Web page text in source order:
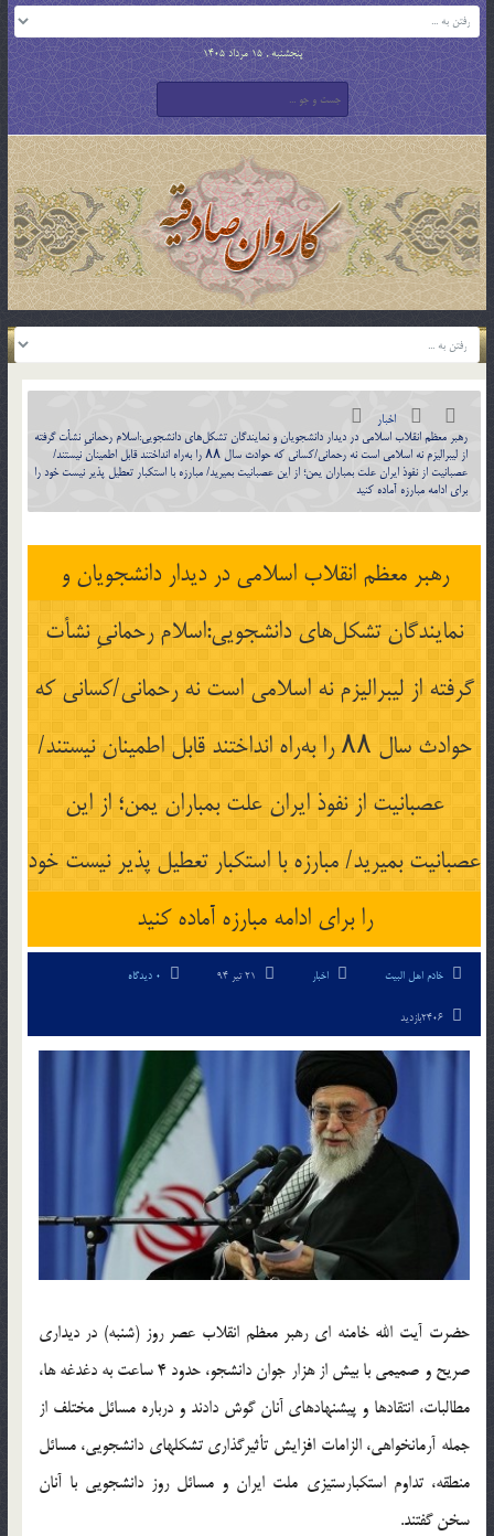
پنجشنبه , 15 مرداد 1405
اخبار
رهبر معظم انقلاب اسلامی در دیدار دانشجویان و نمایندگان تشکل‌های دانشجویی:اسلام رحمانیِ نشأت گرفته
از لیبرالیزم نه اسلامی است نه رحمانی/کسانی که حوادث سال ۸۸ را به‌راه انداختند قابل اطمینان نیستند/
عصبانیت از نفوذ ایران علت بمباران یمن؛ از این عصبانیت بمیرید/ مبارزه با استکبار تعطیل پذیر نیست خود را
برای ادامه مبارزه آماده کنید
رهبر معظم انقلاب اسلامی در دیدار دانشجویان و
نمایندگان تشکل‌های دانشجویی:اسلام رحمانیِ نشأت
گرفته از لیبرالیزم نه اسلامی است نه رحمانی/کسانی که
حوادث سال ۸۸ را به‌راه انداختند قابل اطمینان نیستند/
عصبانیت از نفوذ ایران علت بمباران یمن؛ از این
عصبانیت بمیرید/ مبارزه با استکبار تعطیل پذیر نیست خود
را برای ادامه مبارزه آماده کنید
خادم اهل البیت اخبار 0 دیدگاه
حضرت آیت الله خامنه ای رهبر معظم انقلاب عصر روز (شنبه) در دیداری
صریح و صمیمی با بیش از هزار جوان دانشجو، حدود 4 ساعت به دغدغه ها،
مطالبات، انتقادها و پیشنهادهای آنان گوش دادند و درباره مسائل مختلف از
جمله آرمانخواهی، الزامات افزایش تأثیرگذاری تشکلهای دانشجویی، مسائل
منطقه، تداوم استکبارستیزی ملت ایران و مسائل روز دانشجویی با آنان
سخن گفتند.